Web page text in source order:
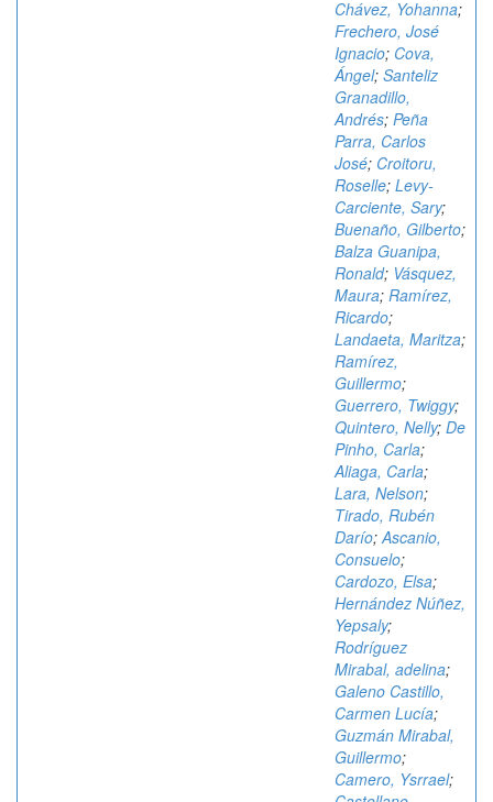
Chávez, Yohanna;
Frechero, José
Ignacio; Cova,
Ángel; Santeliz
Granadillo,
Andrés; Peña
Parra, Carlos
José; Croitoru,
Roselle; Levy-
Carciente, Sary;
Buenaño, Gilberto;
Balza Guanipa,
Ronald; Vásquez,
Maura; Ramírez,
Ricardo;
Landaeta, Maritza;
Ramírez,
Guillermo;
Guerrero, Twiggy;
Quintero, Nelly; De
Pinho, Carla;
Aliaga, Carla;
Lara, Nelson;
Tirado, Rubén
Darío;Ascanio,
Consuelo;
Cardozo, Elsa;
Hernández Núñez,
Yepsaly;
Rodríguez
Mirabal, adelina;
Galeno Castillo,
Carmen Lucía;
Guzmán Mirabal,
Guillermo;
Camero, Ysrrael;